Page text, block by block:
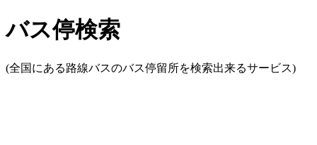
バス停検索
(全国にある路線バスのバス停留所を検索出来るサービス)